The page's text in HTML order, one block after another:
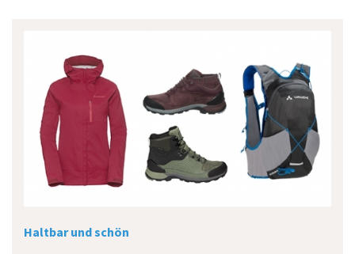
Haltbar und schön